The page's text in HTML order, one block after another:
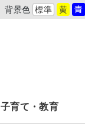
背景色 標準 黄 青
子育て・教育